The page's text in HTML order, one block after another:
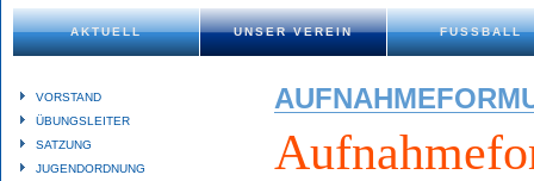
AKTUELL UNSER VEREIN FUSSBALL
VORSTAND
ÜBUNGSLEITER
SATZUNG
JUGENDORDNUNG